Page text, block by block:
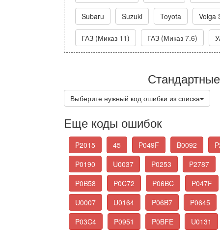
Subaru Suzuki Toyota Volga
ГАЗ (Миказ 11) ГАЗ (Миказ 7.6)
Выберите нужный код ошибки из списка
Еще коды ошибок
P2015 45 P049F B0092
P0190
U0037 P0253
P2787
P0B58
P0C72 P06BC
P047F
U0007
U0164 P06B7
P0645
P03C4
P0951 P0BFE U0131